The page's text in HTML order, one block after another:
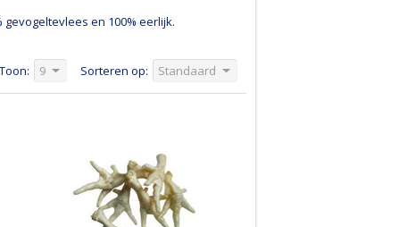
gevogeltevlees en 100% eerlijk.
Sorteren op: Standaard
Toon: 9